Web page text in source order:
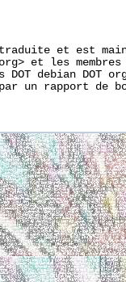
et est
et les membres
DOT debian DOT
un rapport de